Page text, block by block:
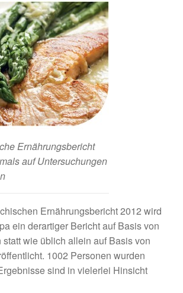
Ernährungsbericht
auf Untersuchungen
Ernährungsbericht 2012 wird
ein derartiger Bericht auf Basis von
wie üblich allein auf Basis von
1002 Personen wurden
sind in vielerlei Hinsicht